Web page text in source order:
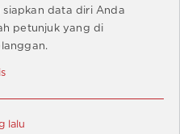
siapkan data diri Anda
petunjuk yang di
lalu